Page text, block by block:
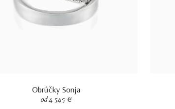
Obrúčky Sonja
od 4 545 €